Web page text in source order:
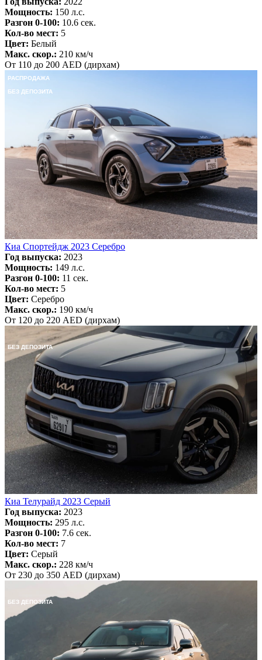
Мощность: 150 л.с.
Разгон 0-100: 10.6 сек.
Кол-во мест: 5
Цвет: Белый
Макс. скор.: 210 км/ч
От 110 до 200 AED (дирхам)
РАСПРОДАЖА
БЕЗ ДЕПОЗИТА
Киа Спортейдж 2023 Серебро
Год выпуска: 2023
Мощность: 149 л.с.
Разгон 0-100: 11 сек.
Кол-во мест: 5
Цвет: Серебро
Макс. скор.: 190 км/ч
От 120 до 220 AED (дирхам)
БЕЗ ДЕПОЗИТА
Киа Телурайд 2023 Серый
Год выпуска: 2023
Мощность: 295 л.с.
Разгон 0-100: 7.6 сек.
Кол-во мест: 7
Цвет: Серый
Макс. скор.: 228 км/ч
От 230 до 350 AED (дирхам)
БЕЗ ДЕПОЗИТА